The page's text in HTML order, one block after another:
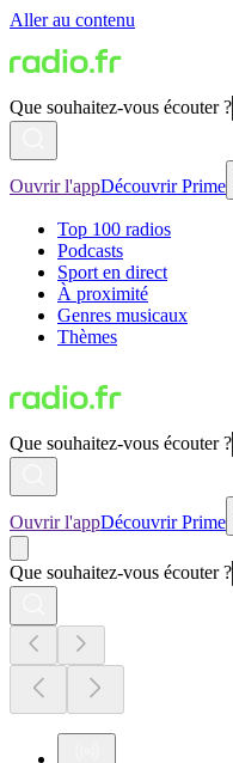
Aller au contenu
Que souhaitez-vous écouter ?
Ouvrir l'appDécouvrir Prime
Top 100 radios
Podcasts
Sport en direct
À proximité
Genres musicaux
Thèmes
Que souhaitez-vous écouter ?
Ouvrir l'appDécouvrir Prime
Que souhaitez-vous écouter ?